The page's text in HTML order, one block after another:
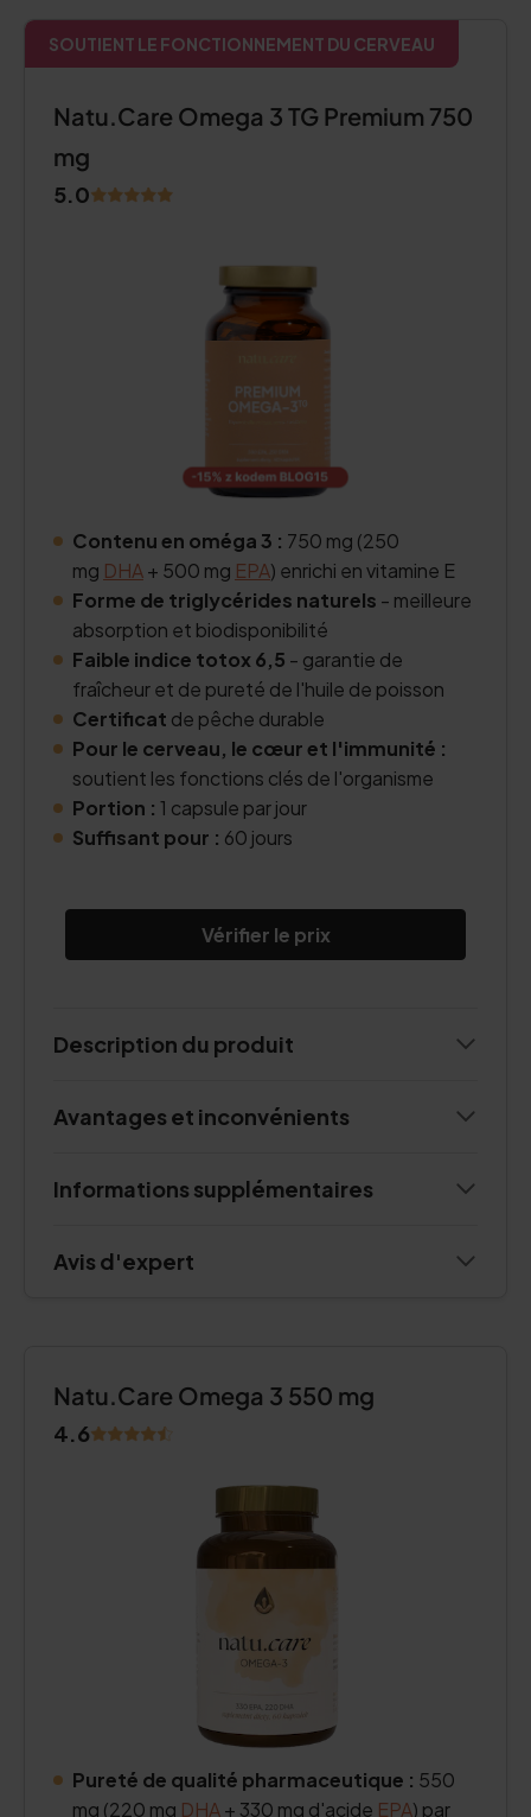
SOUTIENT LE FONCTIONNEMENT DU CERVEAU
Natu.Care Omega 3 TG Premium 750
mg
5.0
Contenu en oméga 3 : 750 mg (250
mg DHA+ 500 mg EPA) enrichi en vitamine E
Forme de triglycérides naturels - meilleure
absorption et biodisponibilité
Faible indice totox 6,5 - garantie de
fraîcheur et de pureté de l'huile de poisson
Certificat de pêche durable
Pour le cerveau, le cœur et l'immunité :
soutient les fonctions clés de l'organisme
Portion : 1 capsule par jour
Suffisant pour : 60 jours
Vérifier le prix
Description du produit
Avantages et inconvénients
Informations supplémentaires
Avis d'expert
Natu.Care Omega 3 550 mg
4.6
Pureté de qualité pharmaceutique : 550
mg (220 mg DHA+ 330 mg d'acide EPA) par